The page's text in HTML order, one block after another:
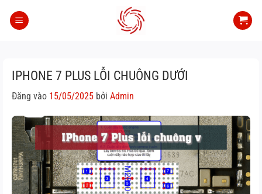
qua
IPHONE 7 PLUS LỖI CHUÔNG DƯỚI
Đăng vào 15/05/2025 bởi Admin